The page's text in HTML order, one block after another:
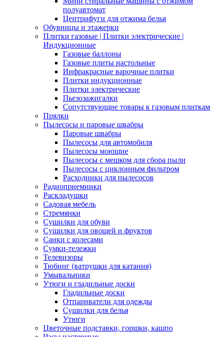
полуавтомат
Центрифуги для отжима белья
Обувницы и этажерки
Плитки газовые | Плитки электрические |
Индукционные
Газовые баллоны
Газовые плиты настольные
Инфракрасные варочные плитки
Плитки индукционные
Плитки электрические
Пьезозажигалки
Сопутствующие товары к газовым плиткам
Прялки
Пылесосы и паровые швабры
Паровые швабры
Пылесосы для автомобиля
Пылесосы моющие
Пылесосы с мешком для сбора пыли
Пылесосы с циклонным фильтром
Расходники для пылесосов
Радиоприемники
Раскладушки
Садовая мебель
Стремянки
Сушилки для обуви
Сушилки для овощей и фруктов
Санки с колесами
Сумки-тележки
Телевизоры
Тюбинг (ватрушки для катания)
Умывальники
Утюги и гладильные доски
Гладильные доски
Отпариватели для одежды
Сушилки для белья
Утюги
Цветочные подставки, горшки, кашпо